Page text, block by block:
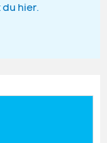
du hier.